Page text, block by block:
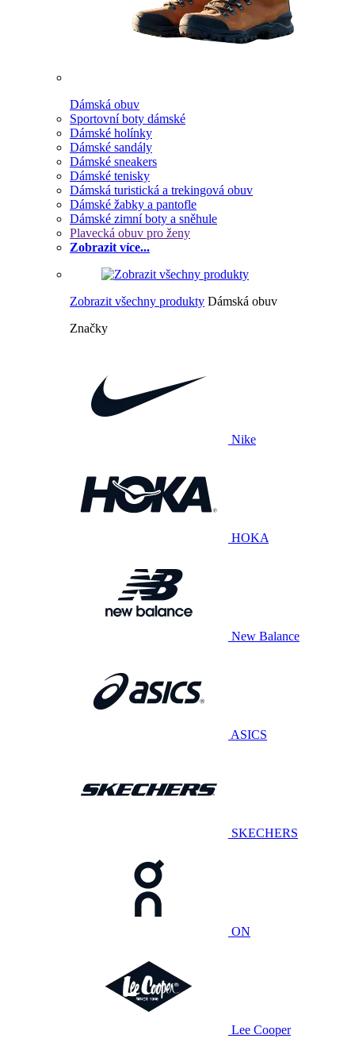
Dámská obuv
Sportovní boty dámské
Dámské holínky
Dámské sandály
Dámské sneakers
Dámské tenisky
Dámská turistická a trekingová obuv
Dámské žabky a pantofle
Dámské zimní boty a sněhule
Plavecká obuv pro ženy
Zobrazit více...
Zobrazit všechny produkty Dámská obuv
Značky
Nike
HOKA
New Balance
ASICS
SKECHERS
ON
Lee Cooper